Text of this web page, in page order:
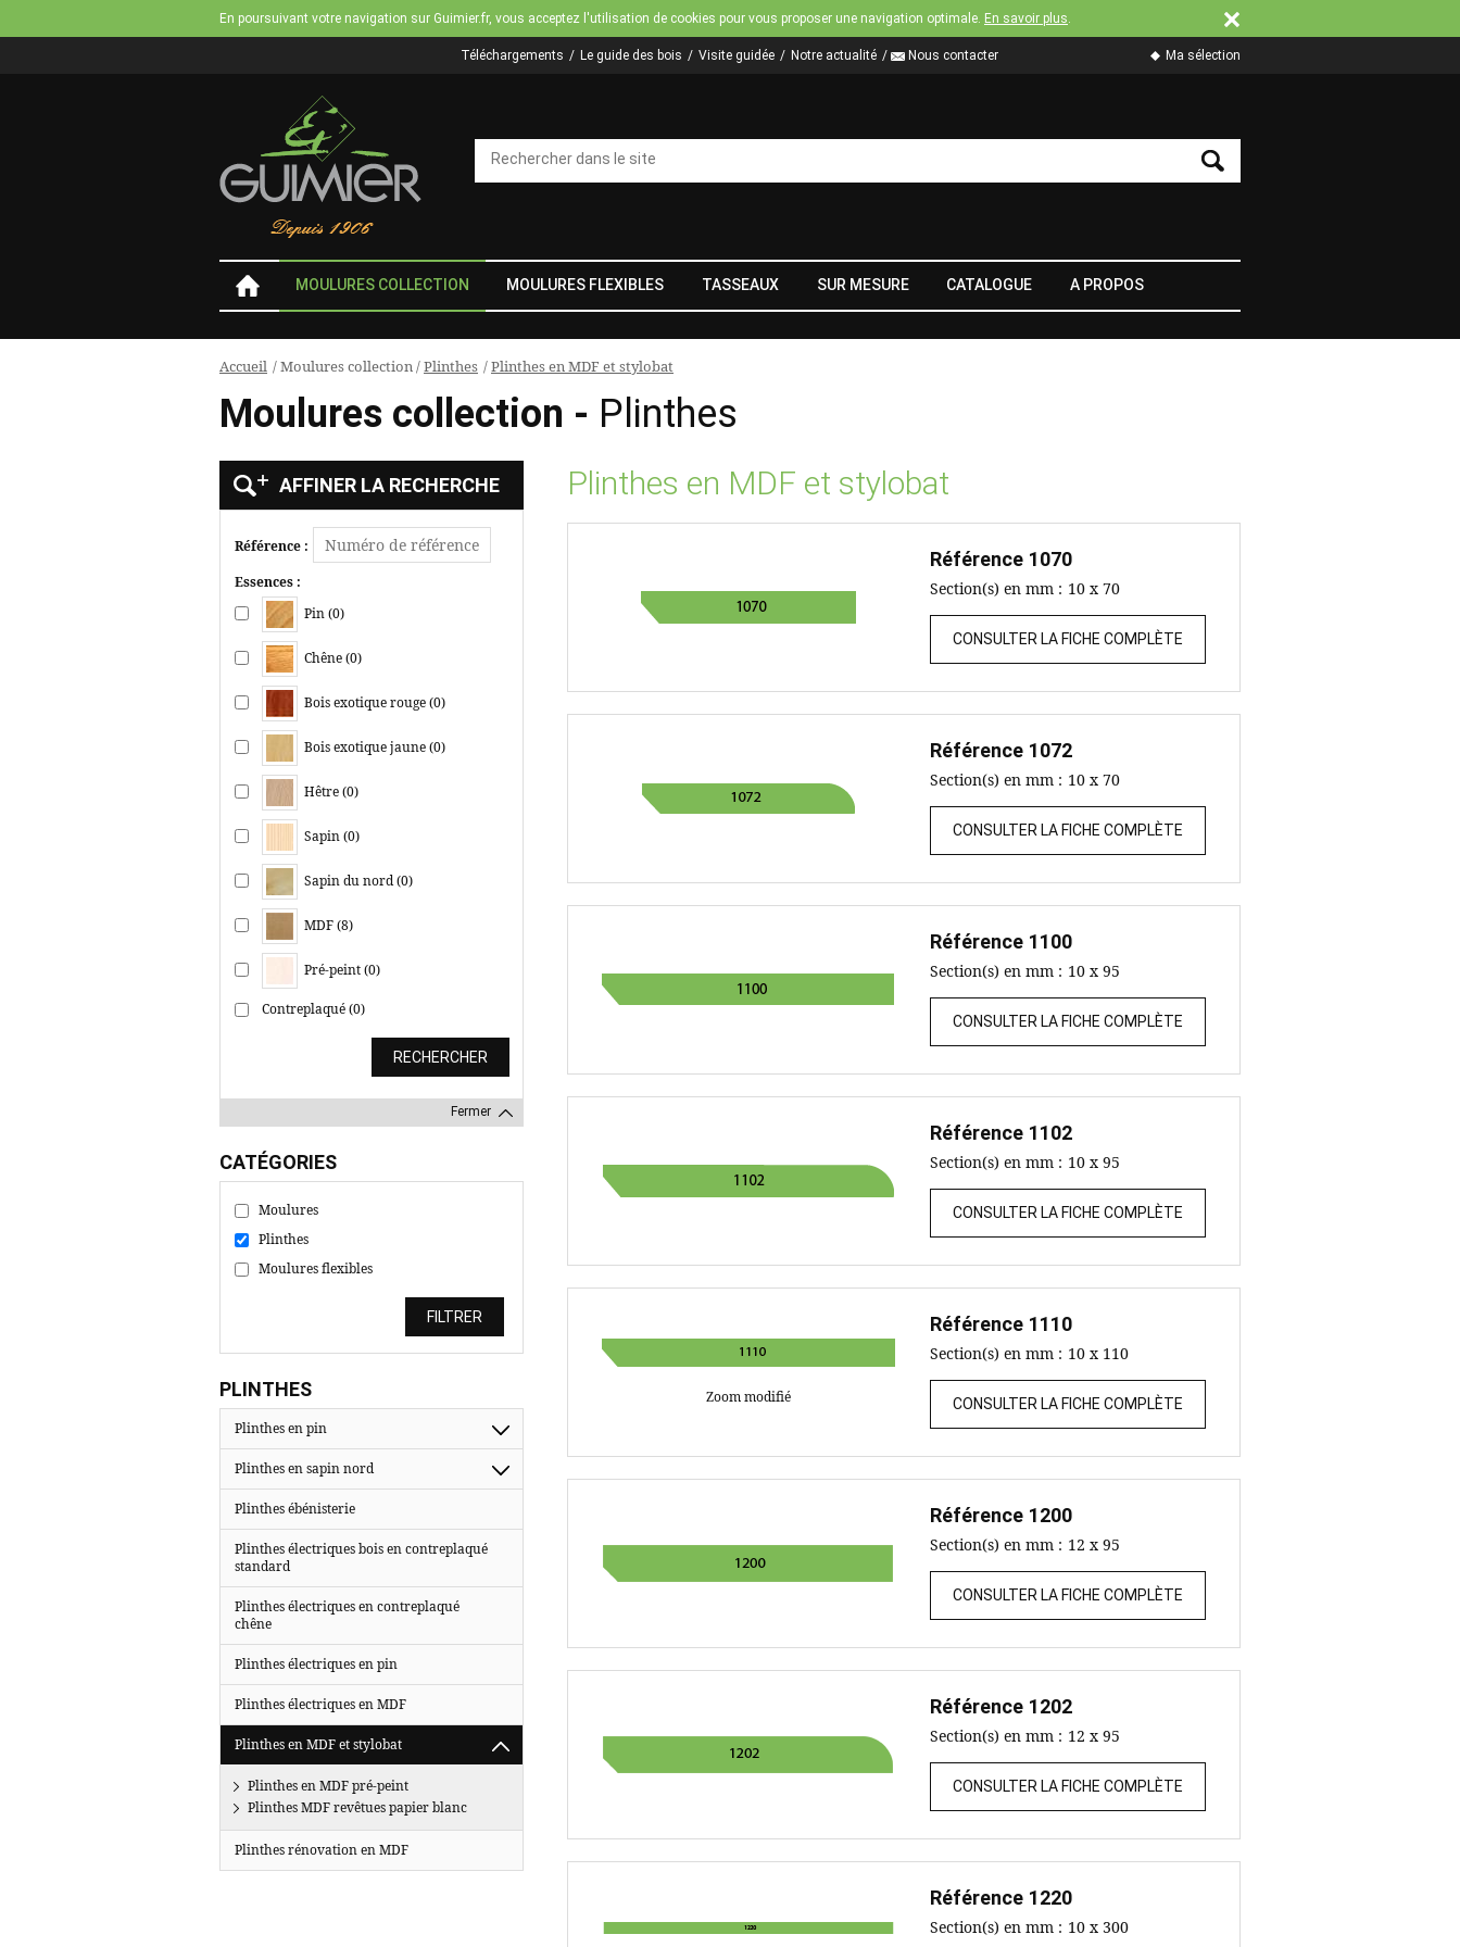
Jump to navigation
En poursuivant votre navigation sur Guimier.fr, vous acceptez l'utilisation de cookies pour vous proposer une navigation optimale. En savoir plus.
Téléchargements Le guide des bois Visite guidée Notre actualité Nous contacter Ma sélection
MOULURES COLLECTION MOULURES FLEXIBLES TASSEAUX SUR MESURE CATALOGUE A PROPOS
Vous
êtes
ici
Accueil /Moulures collection/Plinthes /Plinthes en MDF et stylobat
Moulures collection - Plinthes
AFFINER LA RECHERCHE
Référence :
Essences :
Pin (0)
Chêne (0)
Bois exotique rouge (0)
Bois exotique jaune (0)
Hêtre (0)
Sapin (0)
Sapin du nord (0)
MDF (8)
Pré-peint (0)
Contreplaqué (0)
Fermer
CATÉGORIES
Moulures
Plinthes
Moulures flexibles
PLINTHES
Plinthes en pin
Plinthes en sapin nord
Plinthes ébénisterie
Plinthes électriques bois en contreplaqué
standard
Plinthes électriques en contreplaqué
chêne
Plinthes électriques en pin
Plinthes électriques en MDF
Plinthes en MDF et stylobat
Plinthes en MDF pré-peint
Plinthes MDF revêtues papier blanc
Plinthes rénovation en MDF
Plinthes en MDF et stylobat
Référence 1070
Section(s) en mm : 10 x 70
CONSULTER LA FICHE COMPLÈTE
Référence 1072
Section(s) en mm : 10 x 70
CONSULTER LA FICHE COMPLÈTE
Référence 1100
Section(s) en mm : 10 x 95
CONSULTER LA FICHE COMPLÈTE
Référence 1102
Section(s) en mm : 10 x 95
CONSULTER LA FICHE COMPLÈTE
Zoom modifié
Référence 1110
Section(s) en mm : 10 x 110
CONSULTER LA FICHE COMPLÈTE
Référence 1200
Section(s) en mm : 12 x 95
CONSULTER LA FICHE COMPLÈTE
Référence 1202
Section(s) en mm : 12 x 95
CONSULTER LA FICHE COMPLÈTE
Référence 1220
Section(s) en mm : 10 x 300